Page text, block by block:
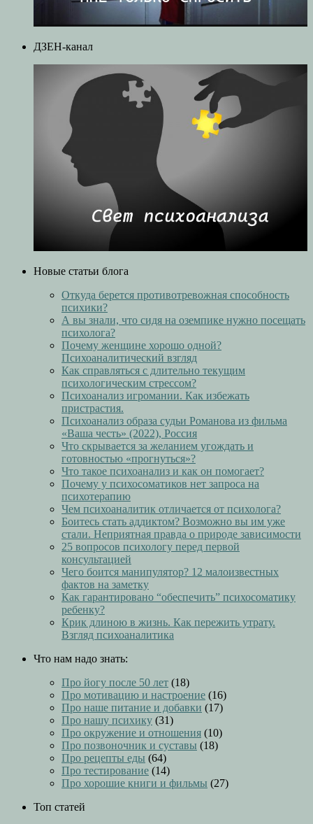
ДЗЕН-канал
Новые статьи блога
Откуда берется противотревожная способность
психики?
А вы знали, что сидя на оземпике нужно посещать
психолога?
Почему женщине хорошо одной?
Психоаналитический взгляд
Как справляться с длительно текущим
психологическим стрессом?
Психоанализ игромании. Как избежать
пристрастия.
Психоанализ образа судьи Романова из фильма
«Ваша честь» (2022), Россия
Что скрывается за желанием угождать и
готовностью «прогнуться»?
Что такое психоанализ и как он помогает?
Почему у психосоматиков нет запроса на
психотерапию
Чем психоаналитик отличается от психолога?
Боитесь стать аддиктом? Возможно вы им уже
стали. Неприятная правда о природе зависимости
25 вопросов психологу перед первой
консультацией
Чего боится манипулятор? 12 малоизвестных
фактов на заметку
Как гарантировано “обеспечить” психосоматику
ребенку?
Крик длиною в жизнь. Как пережить утрату.
Взгляд психоаналитика
Что нам надо знать:
Про йогу после 50 лет (18)
Про мотивацию и настроение (16)
Про наше питание и добавки (17)
Про нашу психику (31)
Про окружение и отношения (10)
Про позвоночник и суставы (18)
Про рецепты еды (64)
Про тестирование (14)
Про хорошие книги и фильмы (27)
Топ статей